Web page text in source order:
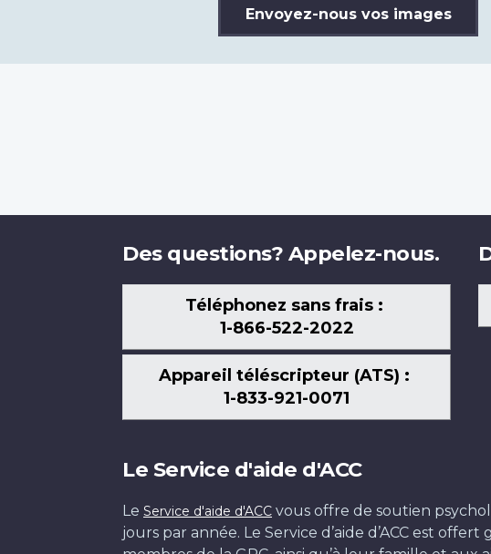
Envoyez-nous vos images
Des questions? Appelez-nous.
Téléphonez sans frais :
1-866-522-2022
Appareil téléscripteur (ATS) :
1-833-921-0071
Le Service d'aide d'ACC
Le Service d'aide d'ACC vous offre de soutien
jours par année. Le Service d’aide d’ACC est